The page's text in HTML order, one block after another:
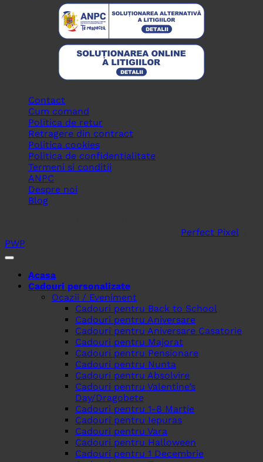
Contact
Cum comand
Politica de retur
Retragere din contract
Politica cookies
Politica de confidentialitate
Termeni si conditii
ANPC
Despre noi
Blog
Perfect Pixel
PWP.
Acasa
Cadouri personalizate
Ocazii / Eveniment
Cadouri pentru Back to School
Cadouri pentru Aniversare
Cadouri pentru Aniversare Casatorie
Cadouri pentru Majorat
Cadouri pentru Pensionare
Cadouri pentru Nunta
Cadouri pentru Absolvire
Cadouri pentru Valentine’s
Day/Dragobete
Cadouri pentru 1-8 Martie
Cadouri pentru Iepuras
Cadouri pentru Vara
Cadouri pentru Halloween
Cadouri pentru 1 Decembrie